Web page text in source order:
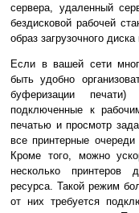
сервера, удаленный
бездисковой рабочей
образ загрузочного
Если в вашей сети
быть удобно
буферизации
подключенные к
печатью и просмотр
все принтерные
Кроме того, можно
несколько принтеров
ресурса. Такой режим
от них требуется